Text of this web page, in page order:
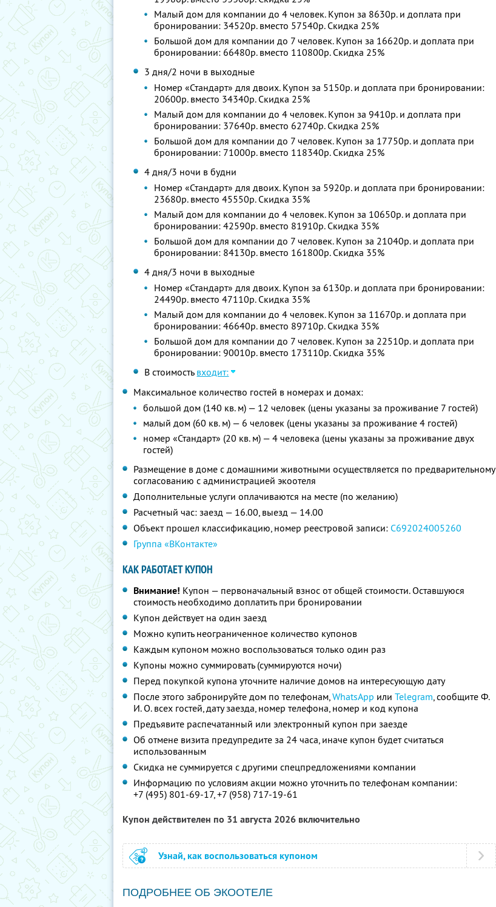
Малый дом для компании до 4 человек. Купон за 8630р. и доплата при
бронировании: 34520р. вместо 57540р. Скидка 25%
Большой дом для компании до 7 человек. Купон за 16620р. и доплата при
бронировании: 66480р. вместо 110800р. Скидка 25%
3 дня/2 ночи в выходные
Номер «Стандарт» для двоих. Купон за 5150р. и доплата при бронировании:
20600р. вместо 34340р. Скидка 25%
Малый дом для компании до 4 человек. Купон за 9410р. и доплата при
бронировании: 37640р. вместо 62740р. Скидка 25%
Большой дом для компании до 7 человек. Купон за 17750р. и доплата при
бронировании: 71000р. вместо 118340р. Скидка 25%
4 дня/3 ночи в будни
Номер «Стандарт» для двоих. Купон за 5920р. и доплата при бронировании:
23680р. вместо 45550р. Скидка 35%
Малый дом для компании до 4 человек. Купон за 10650р. и доплата при
бронировании: 42590р. вместо 81910р. Скидка 35%
Большой дом для компании до 7 человек. Купон за 21040р. и доплата при
бронировании: 84130р. вместо 161800р. Скидка 35%
4 дня/3 ночи в выходные
Номер «Стандарт» для двоих. Купон за 6130р. и доплата при бронировании:
24490р. вместо 47110р. Скидка 35%
Малый дом для компании до 4 человек. Купон за 11670р. и доплата при
бронировании: 46640р. вместо 89710р. Скидка 35%
Большой дом для компании до 7 человек. Купон за 22510р. и доплата при
бронировании: 90010р. вместо 173110р. Скидка 35%
В стоимость входит:
Максимальное количество гостей в номерах и домах:
большой дом (140 кв. м) — 12 человек (цены указаны за проживание 7 гостей)
малый дом (60 кв. м) — 6 человек (цены указаны за проживание 4 гостей)
номер «Стандарт» (20 кв. м) — 4 человека (цены указаны за проживание двух
гостей)
Размещение в доме с домашними животными осуществляется по предварительному
согласованию с администрацией экоотеля
Дополнительные услуги оплачиваются на месте (по желанию)
Расчетный час: заезд — 16.00, выезд — 14.00
Объект прошел классификацию, номер реестровой записи: С692024005260
Группа «ВКонтакте»
КАК РАБОТАЕТ КУПОН
Внимание! Купон — первоначальный взнос от общей стоимости. Оставшуюся
стоимость необходимо доплатить при бронировании
Купон действует на один заезд
Можно купить неограниченное количество купонов
Каждым купоном можно воспользоваться только один раз
Купоны можно суммировать (суммируются ночи)
Перед покупкой купона уточните наличие домов на интересующую дату
После этого забронируйте дом по телефонам,WhatsApp или Telegram, сообщите Ф.
И. О. всех гостей, дату заезда, номер телефона, номер и код купона
Предъявите распечатанный или электронный купон при заезде
Об отмене визита предупредите за 24 часа, иначе купон будет считаться
использованным
Скидка не суммируется с другими спецпредложениями компании
Информацию по условиям акции можно уточнить по телефонам компании:
+7 (495) 801-69-17, +7 (958) 717-19-61
Купон действителен по 31 августа 2026 включительно
Узнай, как воспользоваться купоном
ПОДРОБНЕЕ ОБ ЭКООТЕЛЕ